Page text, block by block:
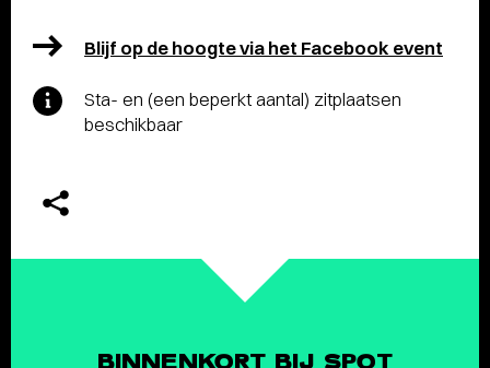
Blijf op de hoogte via het Facebook event
Sta- en (een beperkt aantal) zitplaatsen
beschikbaar
BINNENKORT BIJ SPOT